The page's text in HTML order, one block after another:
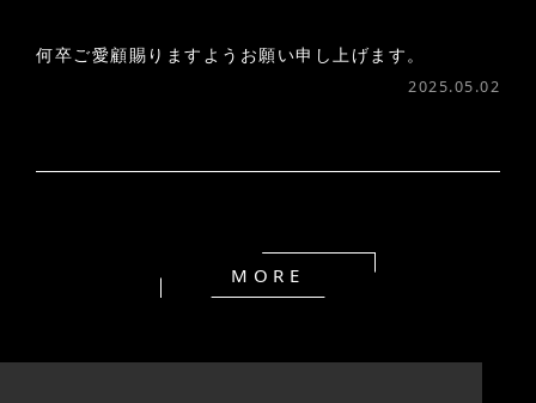
何卒ご愛顧賜りますようお願い申し上げます。
2025.05.02
MORE